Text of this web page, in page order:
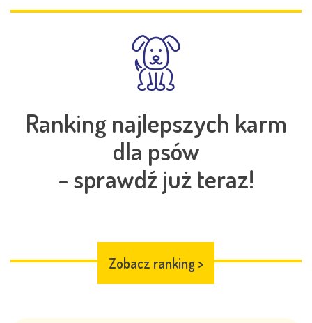
Ranking najlepszych karm
dla psów
- sprawdź już teraz!
Zobacz ranking >